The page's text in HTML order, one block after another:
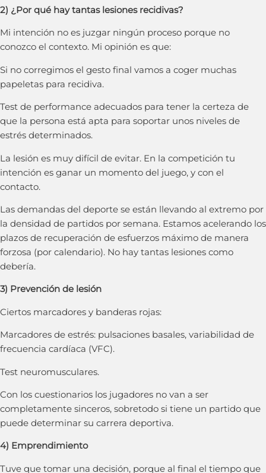
2) ¿Por qué hay tantas lesiones recidivas?
Mi intención no es juzgar ningún proceso porque no
conozco el contexto. Mi opinión es que:
Si no corregimos el gesto final vamos a coger muchas
papeletas para recidiva.
Test de performance adecuados para tener la certeza de
que la persona está apta para soportar unos niveles de
estrés determinados.
La lesión es muy difícil de evitar. En la competición tu
intención es ganar un momento del juego, y con el
contacto.
Las demandas del deporte se están llevando al extremo por
la densidad de partidos por semana. Estamos acelerando los
plazos de recuperación de esfuerzos máximo de manera
forzosa (por calendario). No hay tantas lesiones como
debería.
3) Prevención de lesión
Ciertos marcadores y banderas rojas:
Marcadores de estrés: pulsaciones basales, variabilidad de
frecuencia cardíaca (VFC).
Test neuromusculares.
Con los cuestionarios los jugadores no van a ser
completamente sinceros, sobretodo si tiene un partido que
puede determinar su carrera deportiva.
4) Emprendimiento
Tuve que tomar una decisión, porque al final el tiempo que